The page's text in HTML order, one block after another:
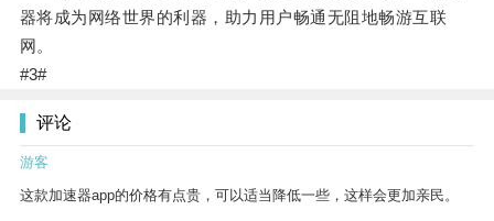
器将成为网络世界的利器，助力用户畅通无阻地畅游互联
网。
#3#
评论
游客
这款加速器app的价格有点贵，可以适当降低一些，这样会更加亲民。